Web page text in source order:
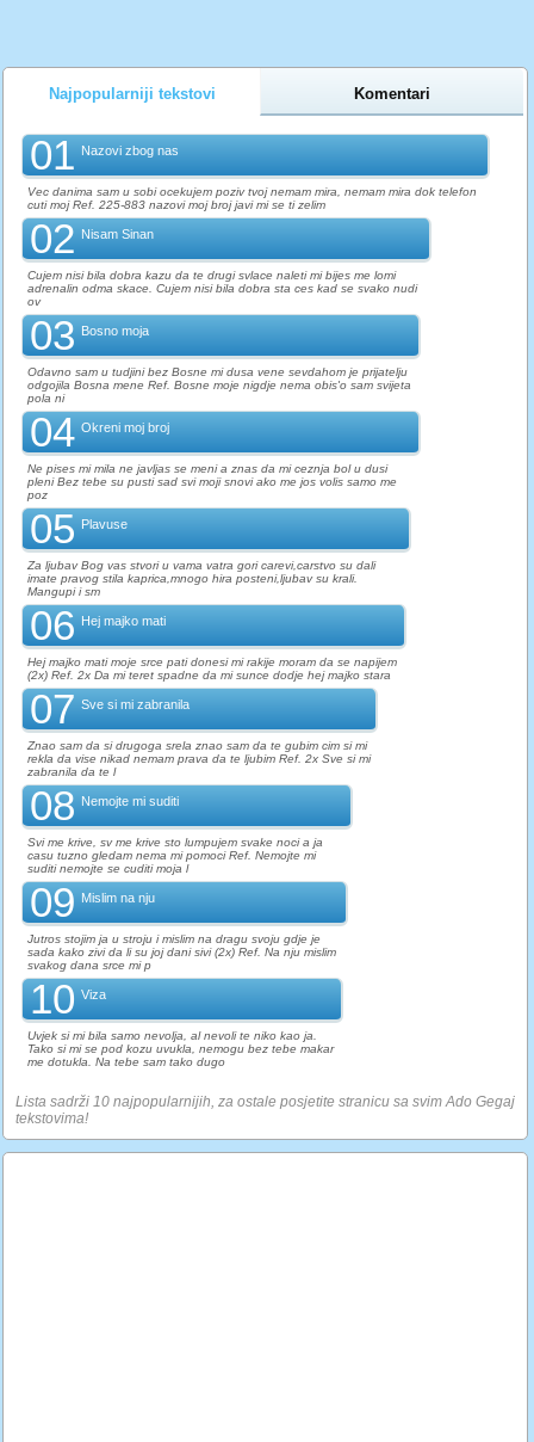
Najpopularniji tekstovi Komentari
01 Nazovi zbog nas
Vec danima sam u sobi ocekujem poziv tvoj nemam mira, nemam mira dok telefon
cuti moj Ref. 225-883 nazovi moj broj javi mi se ti zelim
02 Nisam Sinan
Cujem nisi bila dobra kazu da te drugi svlace naleti mi bijes me lomi
adrenalin odma skace. Cujem nisi bila dobra sta ces kad se svako nudi
ov
03 Bosno moja
Odavno sam u tudjini bez Bosne mi dusa vene sevdahom je prijatelju
odgojila Bosna mene Ref. Bosne moje nigdje nema obis'o sam svijeta
pola ni
04 Okreni moj broj
Ne pises mi mila ne javljas se meni a znas da mi ceznja bol u dusi
pleni Bez tebe su pusti sad svi moji snovi ako me jos volis samo me
poz
05 Plavuse
Za ljubav Bog vas stvori u vama vatra gori carevi,carstvo su dali
imate pravog stila kaprica,mnogo hira posteni,ljubav su krali.
Mangupi i sm
06 Hej majko mati
Hej majko mati moje srce pati donesi mi rakije moram da se napijem
(2x) Ref. 2x Da mi teret spadne da mi sunce dodje hej majko stara
07 Sve si mi zabranila
Znao sam da si drugoga srela znao sam da te gubim cim si mi
rekla da vise nikad nemam prava da te ljubim Ref. 2x Sve si mi
zabranila da te l
08 Nemojte mi suditi
Svi me krive, sv me krive sto lumpujem svake noci a ja
casu tuzno gledam nema mi pomoci Ref. Nemojte mi
suditi nemojte se cuditi moja l
09 Mislim na nju
Jutros stojim ja u stroju i mislim na dragu svoju gdje je
sada kako zivi da li su joj dani sivi (2x) Ref. Na nju mislim
svakog dana srce mi p
10 Viza
Uvjek si mi bila samo nevolja, al nevoli te niko kao ja.
Tako si mi se pod kozu uvukla, nemogu bez tebe makar
me dotukla. Na tebe sam tako dugo
Lista sadrži 10 najpopularnijih, za ostale posjetite stranicu sa svim Ado Gegaj
tekstovima!